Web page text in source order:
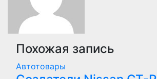
Похожая запись
Автотовары